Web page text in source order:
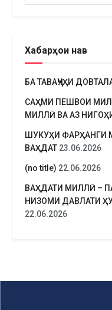
Хабарҳои нав
БА ТАВАҶҶУҲИ
САҲМИ ПЕШВОИ
МИЛЛӢ ВА АЗ
ШУКУҲИ ФАРҲАНГИ
ВАҲДАТ 23.06.2026
(no title) 22.06.2026
ВАҲДАТИ МИЛЛӢ –
НИЗОМИ ДАВЛАТИ
22.06.2026